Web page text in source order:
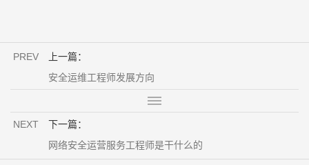
PREV
上一篇：
安全运维工程师发展方向
NEXT
下一篇：
网络安全运营服务工程师是干什么的